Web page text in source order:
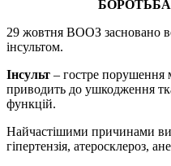
29 жовтня ВООЗ засновано
інсультом.
Інсульт – гостре порушення
приводить до ушкодження
функцій.
Найчастішими причинами
гіпертензія, атеросклероз,